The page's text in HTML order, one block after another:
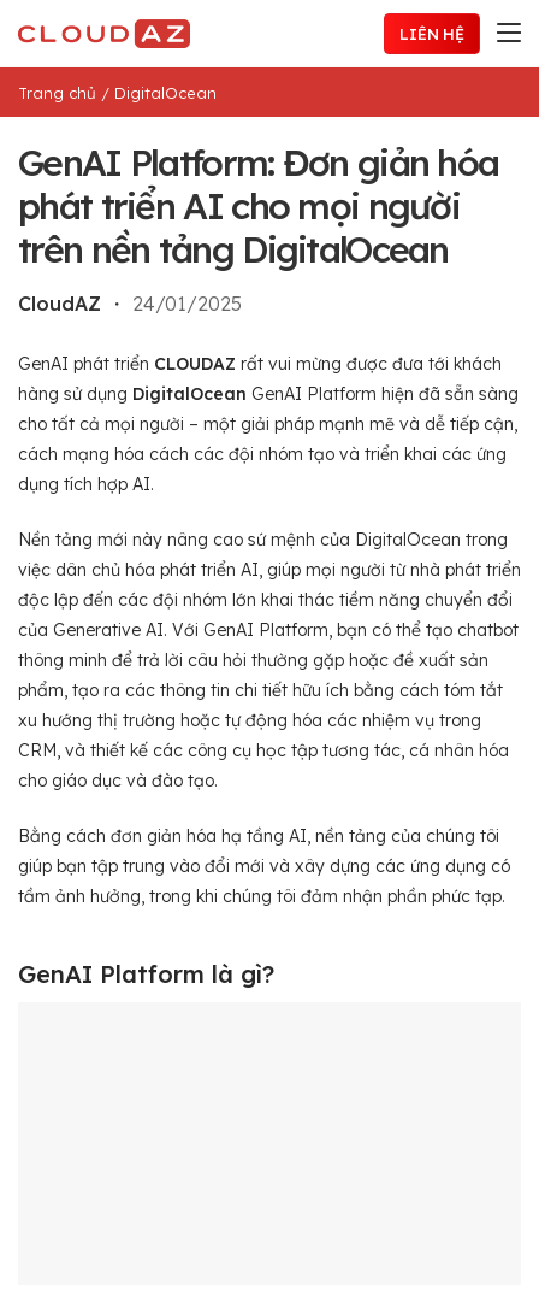
đến
nội
dung
LIÊN HỆ
Trang chủ / DigitalOcean
GenAI Platform: Đơn giản hóa
phát triển AI cho mọi người
trên nền tảng DigitalOcean
CloudAZ ・ 24/01/2025
GenAI phát triển CLOUDAZ rất vui mừng được đưa tới khách
hàng sử dụng DigitalOcean GenAI Platform hiện đã sẵn sàng
cho tất cả mọi người – một giải pháp mạnh mẽ và dễ tiếp cận,
cách mạng hóa cách các đội nhóm tạo và triển khai các ứng
dụng tích hợp AI.
Nền tảng mới này nâng cao sứ mệnh của DigitalOcean trong
việc dân chủ hóa phát triển AI, giúp mọi người từ nhà phát triển
độc lập đến các đội nhóm lớn khai thác tiềm năng chuyển đổi
của Generative AI. Với GenAI Platform, bạn có thể tạo chatbot
thông minh để trả lời câu hỏi thường gặp hoặc đề xuất sản
phẩm, tạo ra các thông tin chi tiết hữu ích bằng cách tóm tắt
xu hướng thị trường hoặc tự động hóa các nhiệm vụ trong
CRM, và thiết kế các công cụ học tập tương tác, cá nhân hóa
cho giáo dục và đào tạo.
Bằng cách đơn giản hóa hạ tầng AI, nền tảng của chúng tôi
giúp bạn tập trung vào đổi mới và xây dựng các ứng dụng có
tầm ảnh hưởng, trong khi chúng tôi đảm nhận phần phức tạp.
GenAI Platform là gì?